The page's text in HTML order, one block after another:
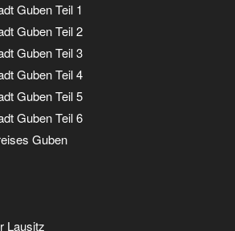
Guben Teil 1
Guben Teil 2
Guben Teil 3
Guben Teil 4
Guben Teil 5
Guben Teil 6
Guben
Lausitz